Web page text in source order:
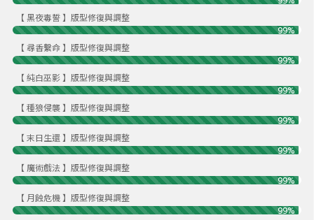
【 黑夜毒誓 】版型修復與調整
99%
【 尋香繫命 】版型修復與調整
99%
【 純白巫影 】版型修復與調整
99%
【 種狼侵襲 】版型修復與調整
99%
【 末日生還 】版型修復與調整
99%
【 魔術戲法 】版型修復與調整
99%
【 月蝕危機 】版型修復與調整
99%